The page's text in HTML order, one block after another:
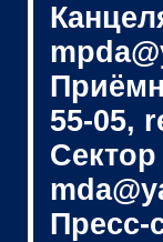
55-05,